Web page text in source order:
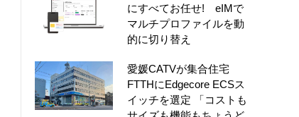
にすべてお任せ! eIMで
マルチプロファイルを動
的に切り替え
愛媛CATVが集合住宅
FTTHにEdgecore ECSス
イッチを選定 「コストも